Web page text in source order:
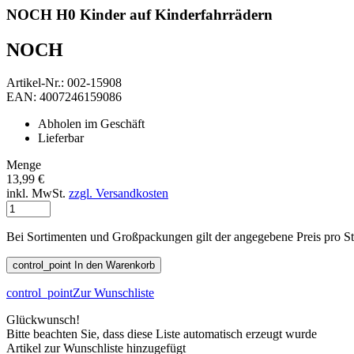
NOCH H0 Kinder auf Kinderfahrrädern
NOCH
Artikel-Nr.: 002-15908
EAN: 4007246159086
Abholen im Geschäft
Lieferbar
Menge
13,99 €
inkl. MwSt. zzgl. Versandkosten
Bei Sortimenten und Großpackungen gilt der angegebene Preis pro
control_point In den Warenkorb
control_pointZur Wunschliste
Glückwunsch!
Bitte beachten Sie, dass diese Liste automatisch erzeugt wurde
Artikel zur Wunschliste hinzugefügt